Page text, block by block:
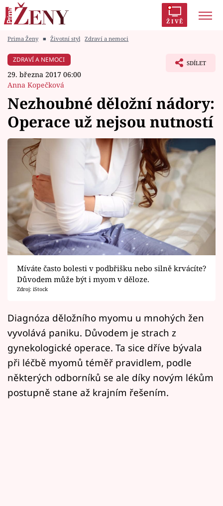
ŽIVĚ
Módní alarm
Zrádci
Témata
Celebrity
Vztahy
Seriály
Horoskopy
Sledujte prima+
Filmový festival Karlovy Vary
Mámy sobě
Přihlášení
Sledujte nás
Prima Ženy ■ Životní styl Zdraví a nemoci
ZDRAVÍ A NEMOCI
29. března 2017 06:00
Anna Kopečková
SDÍLET
Nezhoubné děložní nádory:
Operace už nejsou nutností
Míváte často bolesti v podbřišku nebo silně krvácíte?
Důvodem může být i myom v děloze.
Zdroj: iStock
Diagnóza děložního myomu u mnohých žen
vyvolává paniku. Důvodem je strach z
gynekologické operace. Ta sice dříve bývala
při léčbě myomů téměř pravidlem, podle
některých odborníků se ale díky novým lékům
postupně stane až krajním řešením.